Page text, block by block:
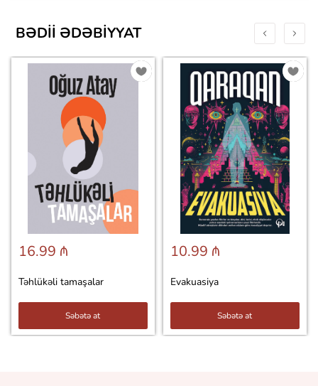
BƏDII ƏDƏBIYYAT
16.99 ₼
Təhlükəli tamaşalar
Səbətə at
10.99 ₼
Evakuasiya
Səbətə at